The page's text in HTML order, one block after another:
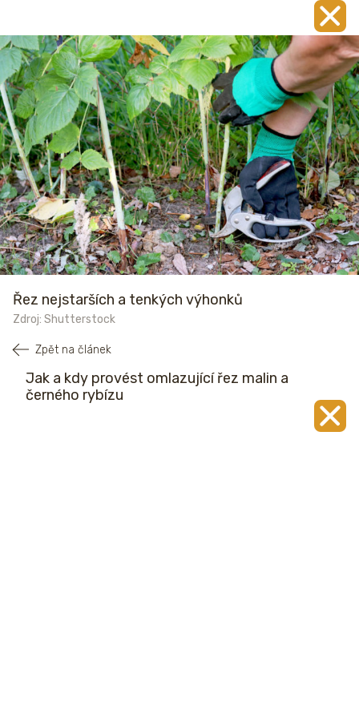
Řez nejstarších a tenkých výhonků
Zdroj: Shutterstock
Zpět na článek
Jak a kdy provést omlazující řez malin a
černého rybízu